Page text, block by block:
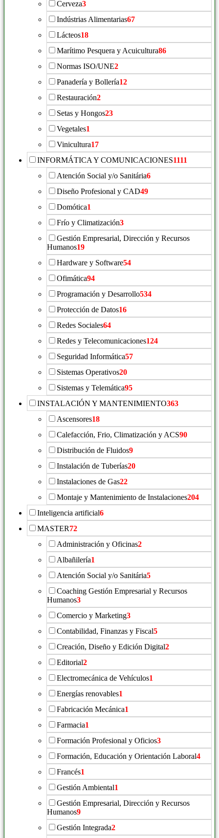
Cerveza3
Indústrias Alimentarias67
Lácteos18
Marítimo Pesquera y Acuicultura86
Normas ISO/UNE2
Panadería y Bollería12
Restauración2
Setas y Hongos23
Vegetales1
Vinicultura17
INFORMÁTICA Y COMUNICACIONES1111
Atención Social y/o Sanitária6
Diseño Profesional y CAD49
Domótica1
Frío y Climatización3
Gestión Empresarial, Dirección y Recursos
Humanos19
Hardware y Software54
Ofimática94
Programación y Desarrollo534
Protección de Datos16
Redes Sociales64
Redes y Telecomunicaciones124
Seguridad Informática57
Sistemas Operativos20
Sistemas y Telemática95
INSTALACIÓN Y MANTENIMIENTO363
Ascensores18
Calefacción, Frio, Climatización y ACS90
Distribución de Fluidos9
Instalación de Tuberías20
Instalaciones de Gas22
Montaje y Mantenimiento de Instalaciones204
Inteligencia artificial6
MASTER72
Administración y Oficinas2
Albañilería1
Atención Social y/o Sanitária5
Coaching Gestión Empresarial y Recursos
Humanos3
Comercio y Marketing3
Contabilidad, Finanzas y Fiscal5
Creación, Diseño y Edición Digital2
Editorial2
Electromecánica de Vehículos1
Energías renovables1
Fabricación Mecánica1
Farmacia1
Formación Profesional y Oficios3
Formación, Educación y Orientación Laboral4
Francés1
Gestión Ambiental1
Gestión Empresarial, Dirección y Recursos
Humanos9
Gestión Integrada2